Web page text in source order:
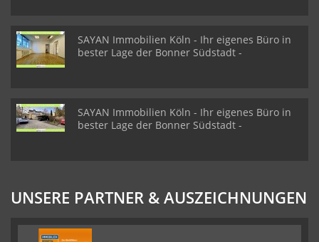
SAYAN Immobilien Köln - Ihr eigenes Büro in
bester Lage der Bonner Südstadt -
SAYAN Immobilien Köln - Ihr eigenes Büro in
bester Lage der Bonner Südstadt -
UNSERE PARTNER & AUSZEICHNUNGEN